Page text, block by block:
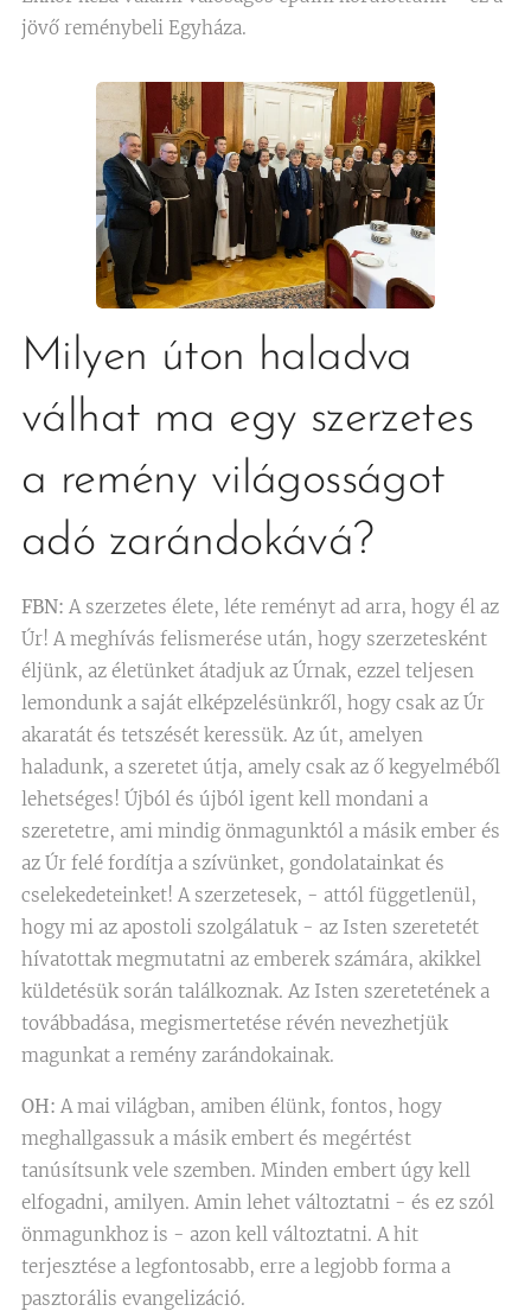
jövő reménybeli Egyháza.
Milyen úton haladva
válhat ma egy szerzetes
a remény világosságot
adó zarándokává?
FBN: A szerzetes élete, léte reményt ad arra, hogy él az
Úr! A meghívás felismerése után, hogy szerzetesként
éljünk, az életünket átadjuk az Úrnak, ezzel teljesen
lemondunk a saját elképzelésünkről, hogy csak az Úr
akaratát és tetszését keressük. Az út, amelyen
haladunk, a szeretet útja, amely csak az ő kegyelméből
lehetséges! Újból és újból igent kell mondani a
szeretetre, ami mindig önmagunktól a másik ember és
az Úr felé fordítja a szívünket, gondolatainkat és
cselekedeteinket! A szerzetesek, - attól függetlenül,
hogy mi az apostoli szolgálatuk - az Isten szeretetét
hívatottak megmutatni az emberek számára, akikkel
küldetésük során találkoznak. Az Isten szeretetének a
továbbadása, megismertetése révén nevezhetjük
magunkat a remény zarándokainak.
OH: A mai világban, amiben élünk, fontos, hogy
meghallgassuk a másik embert és megértést
tanúsítsunk vele szemben. Minden embert úgy kell
elfogadni, amilyen. Amin lehet változtatni - és ez szól
önmagunkhoz is - azon kell változtatni. A hit
terjesztése a legfontosabb, erre a legjobb forma a
pasztorális evangelizáció.